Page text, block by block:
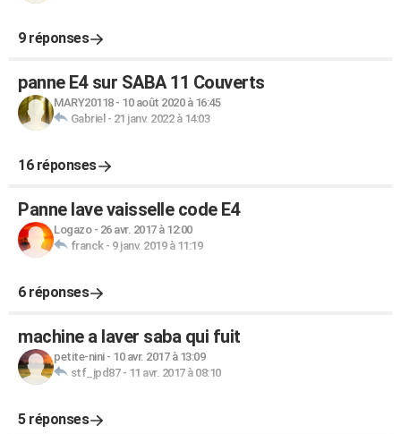
9 réponses
panne E4 sur SABA 11 Couverts
MARY20118- 10 août 2020 à 16:45
Gabriel - 21 janv. 2022 à 14:03
16 réponses
Panne lave vaisselle code E4
Logazo- 26 avr. 2017 à 12:00
franck- 9 janv. 2019 à 11:19
6 réponses
machine a laver saba qui fuit
petite-nini- 10 avr. 2017 à 13:09
stf_jpd87- 11 avr. 2017 à 08:10
5 réponses